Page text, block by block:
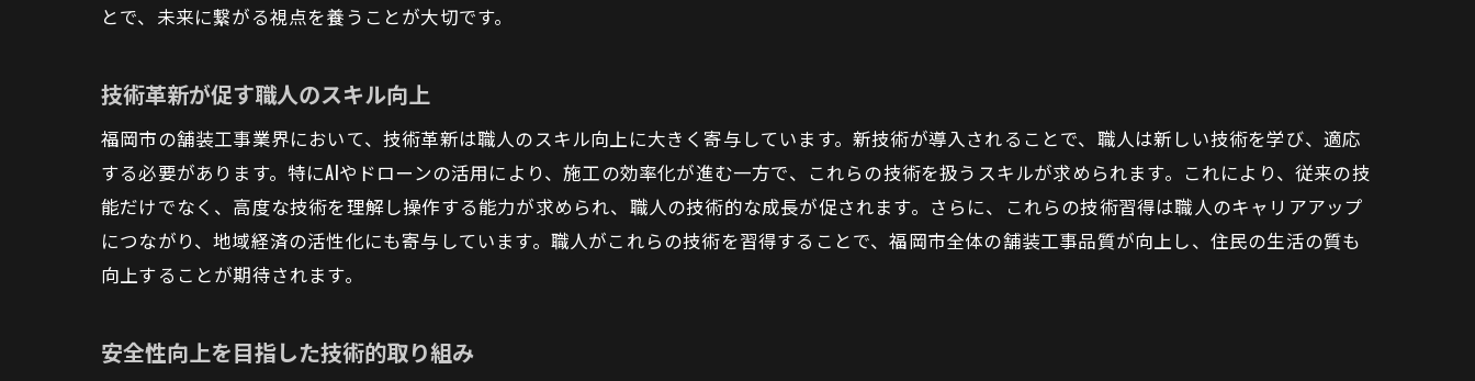
未来志向の都市計画と舗装工事
持続可能性を支える政策と実践
スマートシティ実現に向けた福岡市のインフラ改革
デジタル技術を活用したインフラ整備
とで、未来に繋がる視点を養うことが大切です。
技術革新が促す職人のスキル向上
福岡市の舗装工事業界において、技術革新は職人のスキル向上に大きく寄与しています。新技術が導入されることで、職人は新しい技術を学び、適応
する必要があります。特にAIやドローンの活用により、施工の効率化が進む一方で、これらの技術を扱うスキルが求められます。これにより、従来の技
能だけでなく、高度な技術を理解し操作する能力が求められ、職人の技術的な成長が促されます。さらに、これらの技術習得は職人のキャリアアップ
につながり、地域経済の活性化にも寄与しています。職人がこれらの技術を習得することで、福岡市全体の舗装工事品質が向上し、住民の生活の質も
向上することが期待されます。
安全性向上を目指した技術的取り組み